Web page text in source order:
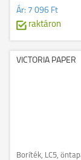
Ár: 7 096 Ft
raktáron
VICTORIA PAPER
Boríték, LC5,